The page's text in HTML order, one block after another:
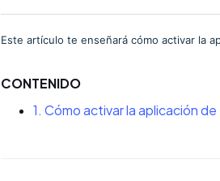
Este artículo te enseñará cómo activar la
CONTENIDO
1. Cómo activar la aplicación